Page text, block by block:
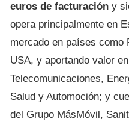
euros de facturación y
opera principalmente en
mercado en países
USA, y aportando valor
Telecomunicaciones,
Salud y Automoción; y
del Grupo MásMóvil,